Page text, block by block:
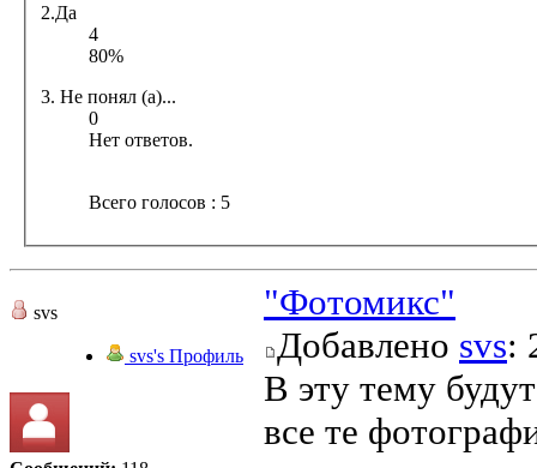
2.Да
4
80%
3. Не понял (а)...
0
Нет ответов.
Всего голосов : 5
svs
svs's Профиль
"Фотомикс"
Добавлено svs:
В эту тему
все те